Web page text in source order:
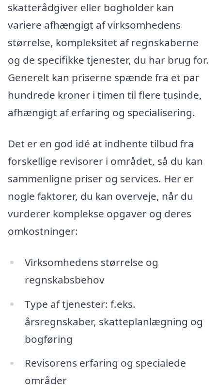
skatterådgiver eller bogholder kan
variere afhængigt af virksomhedens
størrelse, kompleksitet af regnskaberne
og de specifikke tjenester, du har brug for.
Generelt kan priserne spænde fra et par
hundrede kroner i timen til flere tusinde,
afhængigt af erfaring og specialisering.
Det er en god idé at indhente tilbud fra
forskellige revisorer i området, så du kan
sammenligne priser og services. Her er
nogle faktorer, du kan overveje, når du
vurderer komplekse opgaver og deres
omkostninger:
Virksomhedens størrelse og
regnskabsbehov
Type af tjenester: f.eks.
årsregnskaber, skatteplanlægning og
bogføring
Revisorens erfaring og specialede
områder